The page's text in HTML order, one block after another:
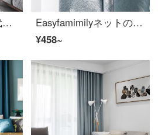
飛爾歌徳（FG）現代プリント遮光無色の葉っぱ緑植カーテンリビングルームの書斎バルコニーの床につくカーテンカーテンのオーダーメイド灰色のカーテン（窓のベールを含まない）の幅3メートル*高さ2.7メートル-フック式の一枚（高さは短くすることができます）
Easyfamimilyネットの赤いinsカーテンは北欧の簡単な客間の紗のカーテンを遮光します。2020年の星が月に落ちてカーテンを揺らします。寝室のピンクの少女星の月-青いオーダーメイドの穴を開けて加工します。
¥458~